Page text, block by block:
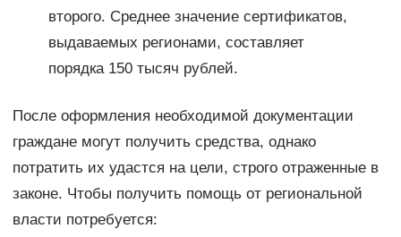
второго. Среднее значение сертификатов,
выдаваемых регионами, составляет
порядка 150 тысяч рублей.
После оформления необходимой документации
граждане могут получить средства, однако
потратить их удастся на цели, строго отраженные в
законе. Чтобы получить помощь от региональной
власти потребуется: